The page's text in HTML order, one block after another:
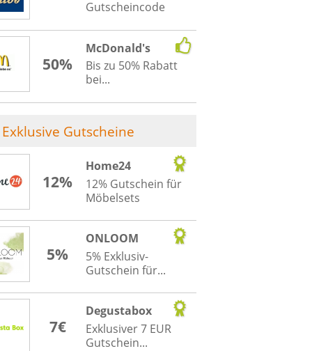
Gutscheincode
50%
McDonald's
Bis zu 50% Rabatt
bei...
Exklusive Gutscheine
12%
Home24
12% Gutschein für
Möbelsets
5%
ONLOOM
5% Exklusiv-
Gutschein für...
7€
Degustabox
Exklusiver 7 EUR
Gutschein...